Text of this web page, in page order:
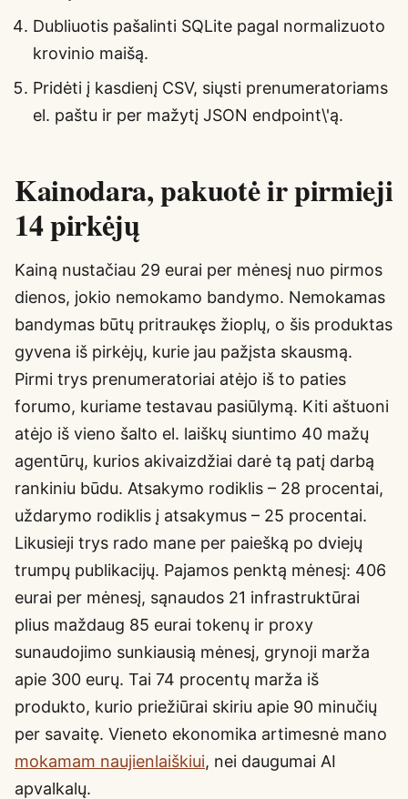
Dubliuotis pašalinti SQLite pagal normalizuoto
krovinio maišą.
Pridėti į kasdienį CSV, siųsti prenumeratoriams
el. paštu ir per mažytį JSON endpoint\'ą.
Kainodara, pakuotė ir pirmieji
14 pirkėjų
Kainą nustačiau 29 eurai per mėnesį nuo pirmos
dienos, jokio nemokamo bandymo. Nemokamas
bandymas būtų pritraukęs žioplų, o šis produktas
gyvena iš pirkėjų, kurie jau pažįsta skausmą.
Pirmi trys prenumeratoriai atėjo iš to paties
forumo, kuriame testavau pasiūlymą. Kiti aštuoni
atėjo iš vieno šalto el. laiškų siuntimo 40 mažų
agentūrų, kurios akivaizdžiai darė tą patį darbą
rankiniu būdu. Atsakymo rodiklis – 28 procentai,
uždarymo rodiklis į atsakymus – 25 procentai.
Likusieji trys rado mane per paiešką po dviejų
trumpų publikacijų. Pajamos penktą mėnesį: 406
eurai per mėnesį, sąnaudos 21 infrastruktūrai
plius maždaug 85 eurai tokenų ir proxy
sunaudojimo sunkiausią mėnesį, grynoji marža
apie 300 eurų. Tai 74 procentų marža iš
produkto, kurio priežiūrai skiriu apie 90 minučių
per savaitę. Vieneto ekonomika artimesnė mano
mokamam naujienlaiškiui, nei daugumai AI
apvalkalų.